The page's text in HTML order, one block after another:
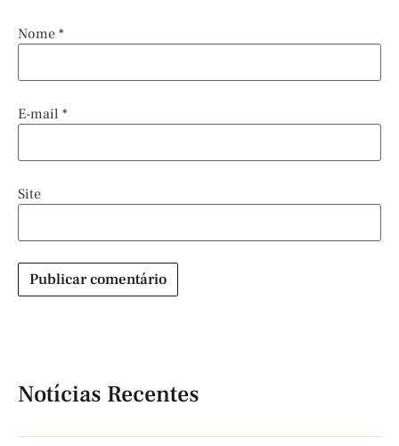
Nome *
E-mail *
Site
Notícias Recentes